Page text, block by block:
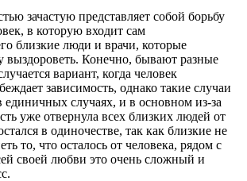
зачастую представляет собой борьбу
в которую входит сам
близкие люди и врачи, которые
выздороветь. Конечно, бывают разные
вариант, когда человек
зависимость, однако такие случаи
единичных случаях, и в основном из-за
уже отвернула всех близких людей от
в одиночестве, так как близкие не
то, что осталось от человека, рядом с
своей любви это очень сложный и